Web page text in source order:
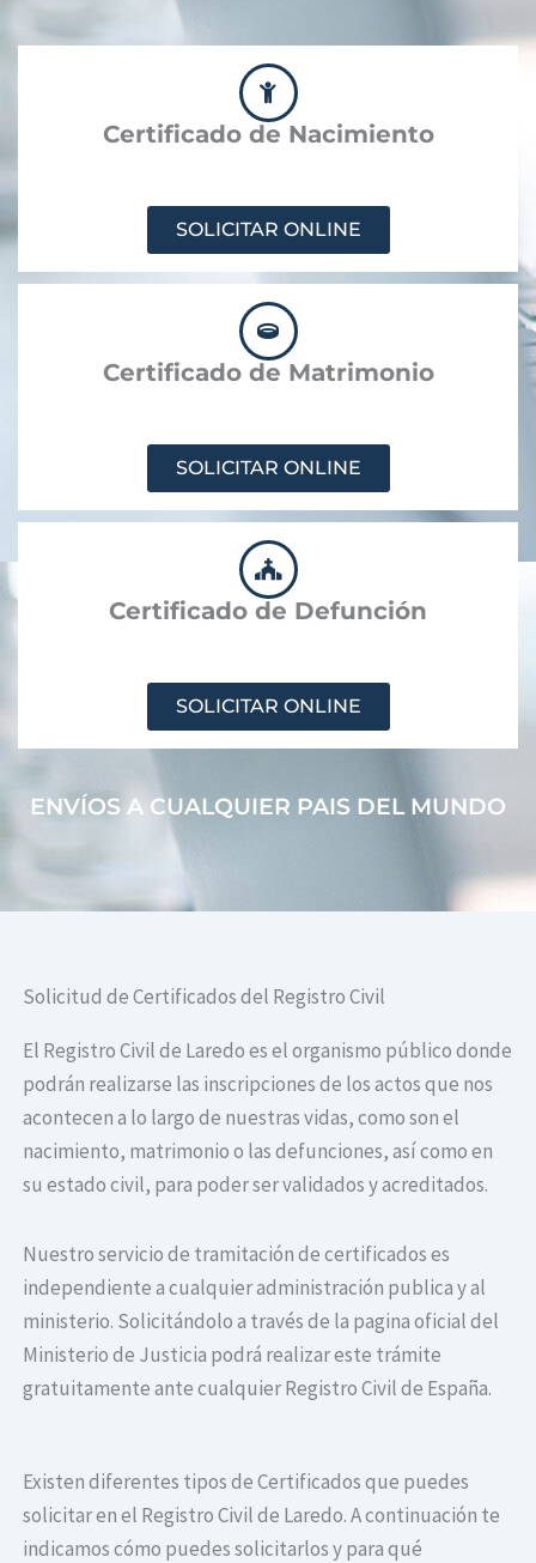
Certificado de Nacimiento
SOLICITAR ONLINE
Certificado de Matrimonio
SOLICITAR ONLINE
Certificado de Defunción
SOLICITAR ONLINE
ENVÍOS A CUALQUIER PAIS DEL MUNDO
Solicitud de Certificados del Registro Civil
El Registro Civil de Laredo es el organismo público donde
podrán realizarse las inscripciones de los actos que nos
acontecen a lo largo de nuestras vidas, como son el
nacimiento, matrimonio o las defunciones, así como en
su estado civil, para poder ser validados y acreditados.
Nuestro servicio de tramitación de certificados es
independiente a cualquier administración publica y al
ministerio. Solicitándolo a través de la pagina oficial del
Ministerio de Justicia podrá realizar este trámite
gratuitamente ante cualquier Registro Civil de España.
Existen diferentes tipos de Certificados que puedes
solicitar en el Registro Civil de Laredo. A continuación te
indicamos cómo puedes solicitarlos y para qué